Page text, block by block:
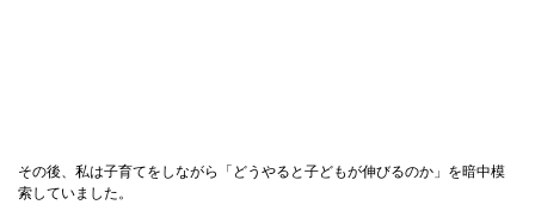
その後、私は子育てをしながら「どうやると子どもが伸びるのか」を暗中模
索していました。